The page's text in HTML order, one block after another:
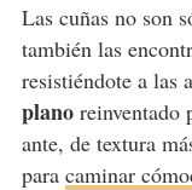
Las cuñas no son
también las
resistiéndote a las
planoreinventado
ante, de textura
para caminar